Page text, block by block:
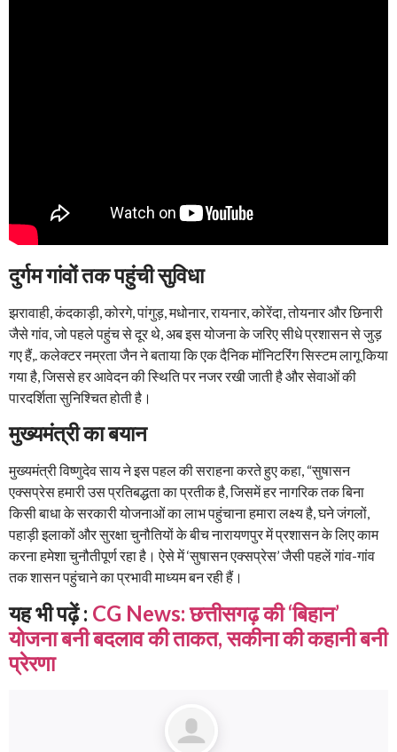
दुर्गम गांवों तक पहुंची सुविधा
झरावाही, कंदकाड़ी, कोरगे, पांगुड़, मधोनार, रायनार, कोरेंदा, तोयनार और छिनारी
जैसे गांव, जो पहले पहुंच से दूर थे, अब इस योजना के जरिए सीधे प्रशासन से जुड़
गए हैं,. कलेक्टर नम्रता जैन ने बताया कि एक दैनिक मॉनिटरिंग सिस्टम लागू किया
गया है, जिससे हर आवेदन की स्थिति पर नजर रखी जाती है और सेवाओं की
पारदर्शिता सुनिश्चित होती है।
मुख्यमंत्री का बयान
मुख्यमंत्री विष्णुदेव साय ने इस पहल की सराहना करते हुए कहा, “सुषासन
एक्सप्रेस हमारी उस प्रतिबद्धता का प्रतीक है, जिसमें हर नागरिक तक बिना
किसी बाधा के सरकारी योजनाओं का लाभ पहुंचाना हमारा लक्ष्य है, घने जंगलों,
पहाड़ी इलाकों और सुरक्षा चुनौतियों के बीच नारायणपुर में प्रशासन के लिए काम
करना हमेशा चुनौतीपूर्ण रहा है। ऐसे में ‘सुषासन एक्सप्रेस’ जैसी पहलें गांव-गांव
तक शासन पहुंचाने का प्रभावी माध्यम बन रही हैं।
यह भी पढ़ें : CG News: छत्तीसगढ़ की ‘बिहान’
योजना बनी बदलाव की ताकत, सकीना की कहानी बनी
प्रेरणा